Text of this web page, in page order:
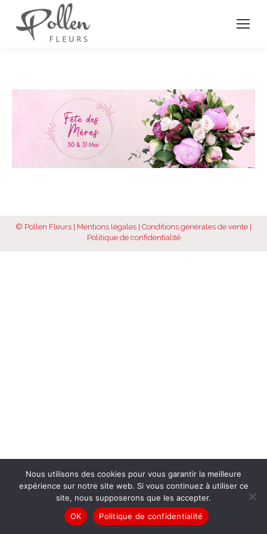
© Pollen Fleurs | Mentions légales Conditions générales de vente
Politique de confidentialité
Nous utilisons des cookies pour vous garantir la meilleure
expérience sur notre site web. Si vous continuez à utiliser ce
site, nous supposerons que les accepter.
OK
Politique de confidentialité